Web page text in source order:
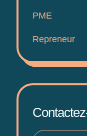
PME
Repreneur